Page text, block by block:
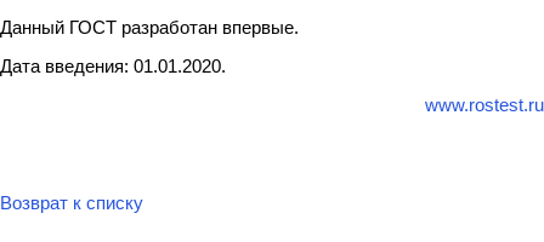
Данный ГОСТ разработан впервые.
Дата введения: 01.01.2020.
www.rostest.ru
Возврат к списку